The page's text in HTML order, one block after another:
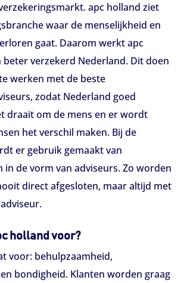
apc holland ziet
waar de menselijkheid en
gaat. Daarom werkt apc
beter verzekerd Nederland. Dit doen
werken met de beste
zodat Nederland goed
draait om de mens en er wordt
het verschil maken. Bij de
er gebruik gemaakt van
in de vorm van adviseurs. Zo worden
direct afgesloten, maar altijd met
holland voor?
voor: behulpzaamheid,
bondigheid. Klanten worden graag